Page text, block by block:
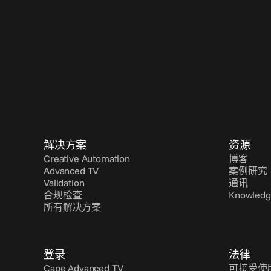
解决方案
Creative Automation
Advanced TV
Validation
合规检查
所有解决方案
资源
博客
案例研究
通讯
登录
Cape Advanced TV
法律
可接受使